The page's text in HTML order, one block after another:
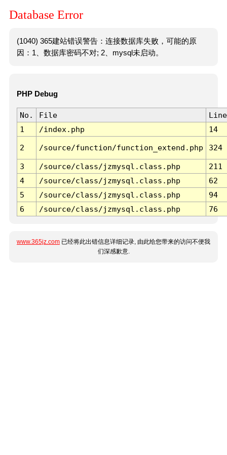
Database Error
(1040) 365建站错误警告：连接数据库失败，可能的原
因：1、数据库密码不对; 2、mysql未启动。
PHP Debug
No. File
Line
1
/index.php 14
2 /source/function/function_extend.php 324
3 /source/class/jzmysql.class.php
211
4
/source/class/jzmysql.class.php
62
5
/source/class/jzmysql.class.php
94
6
/source/class/jzmysql.class.php 76
www.365jz.com 已经将此出错信息详细记录, 由此给您带来的访问不便我
们深感歉意.